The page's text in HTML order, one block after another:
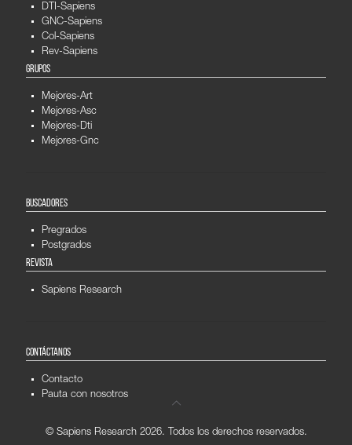
DTI-Sapiens
GNC-Sapiens
Col-Sapiens
Rev-Sapiens
GRUPOS
Mejores-Art
Mejores-Asc
Mejores-Dti
Mejores-Gnc
BUSCADORES
Pregrados
Postgrados
REVISTA
Sapiens Research
CONTÁCTANOS
Contacto
Pauta con nosotros
© Sapiens Research 2026. Todos los derechos reservados.